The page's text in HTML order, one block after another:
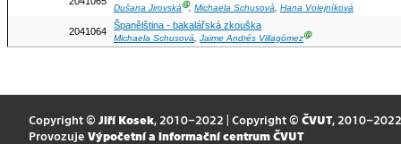
Dušana JirovskáⒼ, Michaela Schusová, Hana Volejníková
2041064
Španělština - bakalářská zkouška
Michaela Schusová, Jaime Andrés VillagómezⒼ
Copyright © Jiří Kosek, 2010–2022 | Copyright © ČVUT, 2010–2022
Provozuje Výpočetní a informační centrum ČVUT